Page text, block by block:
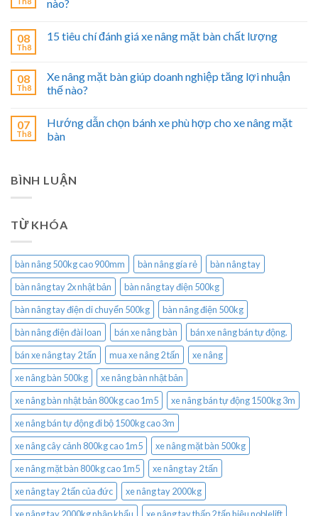
nào?
08
Th8
15 tiêu chí đánh giá xe nâng mặt bàn chất lượng
08
Th8
Xe nâng mặt bàn giúp doanh nghiệp tăng lợi nhuận
thế nào?
07
Th8
Hướng dẫn chọn bánh xe phù hợp cho xe nâng mặt
bàn
BÌNH LUẬN
TỪ KHÓA
bàn nâng 500kg cao 900mm bàn nâng gía rẻ
bàn nâng tay
bàn nâng tay 2x nhật bản
bàn nâng tay điện 500kg
bàn nâng tay điện di chuyển 500kg
bàn nâng điện 500kg
bàn nâng điện đài loan
bán xe nâng bàn
bán xe nâng bán tự động.
bán xe nâng tay 2 tấn
mua xe nâng 2 tấn
xe nâng
xe nâng bàn 500kg
xe nâng bàn nhật bản
xe nâng bàn nhật bản 800kg cao 1m5
xe nâng bán tự động 1500kg 3m
xe nâng bán tự động đi bộ 1500kg cao 3m
xe nâng cây cảnh 800kg cao 1m5
xe nâng mặt bàn 500kg
xe nâng mặt bàn 800kg cao 1m5
xe nâng tay 2 tấn
xe nâng tay 2 tấn của đức
xe nâng tay 2000kg